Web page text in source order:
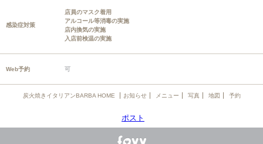
感染症対策
店員のマスク着用
アルコール等消毒の実施
店内換気の実施
入店前検温の実施
Web予約 可
炭火焼きイタリアンBARBA HOME お知らせ メニュー 写真 地図 予約
ポスト